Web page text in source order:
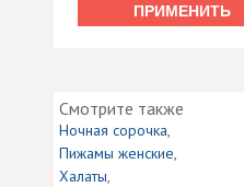
ПРИМЕНИТЬ
Смотрите также
Ночная сорочка
Пижамы женские
Халаты